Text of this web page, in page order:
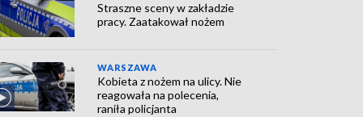
Straszne sceny w zakładzie
pracy. Zaatakował nożem
WARSZAWA
Kobieta z nożem na ulicy. Nie
reagowała na polecenia,
raniła policjanta